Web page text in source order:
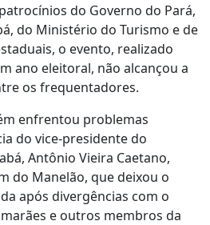
do Governo do Pará,
do Ministério do Turismo e de
o evento, realizado
ano eleitoral, não alcançou a
os frequentadores.
enfrentou problemas
do vice-presidente do
Antônio Vieira Caetano,
do Manelão, que deixou o
após divergências com o
e outros membros da